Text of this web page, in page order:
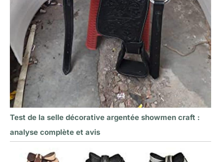
Test de la selle décorative argentée showmen craft :
analyse complète et avis